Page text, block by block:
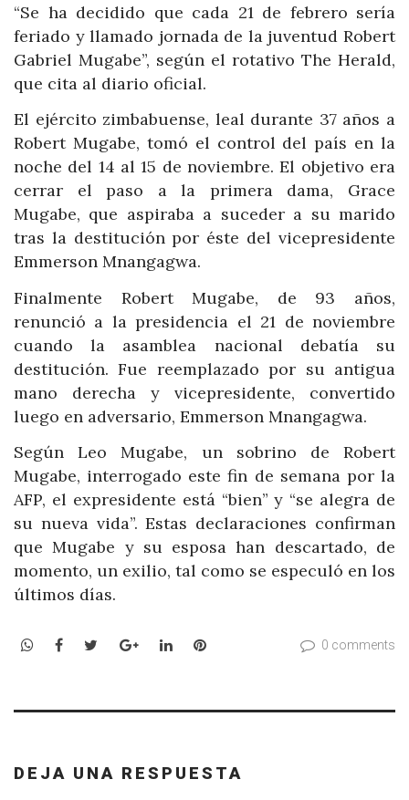
“Se ha decidido que cada 21 de febrero sería
feriado y llamado jornada de la juventud Robert
Gabriel Mugabe”, según el rotativo The Herald,
que cita al diario oficial.
El ejército zimbabuense, leal durante 37 años a
Robert Mugabe, tomó el control del país en la
noche del 14 al 15 de noviembre. El objetivo era
cerrar el paso a la primera dama, Grace
Mugabe, que aspiraba a suceder a su marido
tras la destitución por éste del vicepresidente
Emmerson Mnangagwa.
Finalmente Robert Mugabe, de 93 años,
renunció a la presidencia el 21 de noviembre
cuando la asamblea nacional debatía su
destitución. Fue reemplazado por su antigua
mano derecha y vicepresidente, convertido
luego en adversario, Emmerson Mnangagwa.
Según Leo Mugabe, un sobrino de Robert
Mugabe, interrogado este fin de semana por la
AFP, el expresidente está “bien” y “se alegra de
su nueva vida”. Estas declaraciones confirman
que Mugabe y su esposa han descartado, de
momento, un exilio, tal como se especuló en los
últimos días.
WhatsApp
Facebook
TwitterGoogle+LinkedInPinterest 0 comments
DEJA UNA RESPUESTA